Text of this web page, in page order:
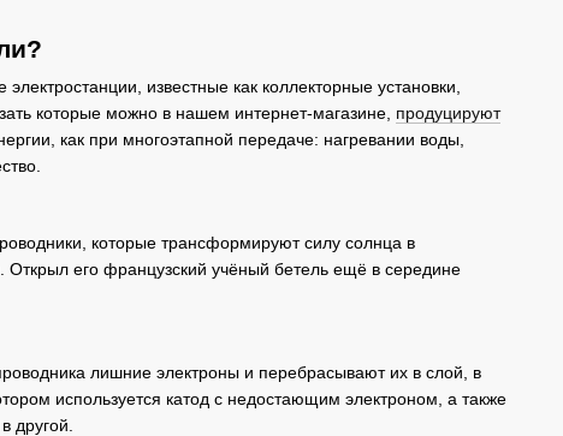
известные как коллекторные установки,
которые можно в нашем интернет-магазине, продуцируют
как при многоэтапной передаче: нагревании воды,
которые трансформируют силу солнца в
Открыл его французский учёный бетель ещё в середине
лишние электроны и перебрасывают их в слой, в
используется катод с недостающим электроном, а также
другой.